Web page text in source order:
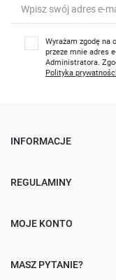
Wyrażam zgodę na
przeze mnie adres
Administratora.
Polityka prywatności
INFORMACJE
REGULAMINY
MOJE KONTO
MASZ PYTANIE?